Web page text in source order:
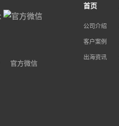
官方微信
首页
公司介绍
客户案例
出海资讯